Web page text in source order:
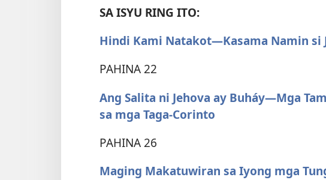
SA ISYU RING ITO:
Hindi Kami Natakot​—Kasama Namin si
PAHINA 22
Ang Salita ni Jehova ay Buháy​—Mga
sa mga Taga-Corinto
PAHINA 26
Maging Makatuwiran sa Iyong mga